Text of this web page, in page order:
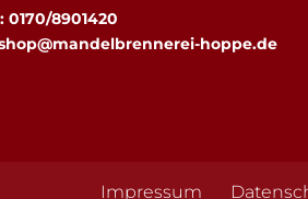
0170/8901420
hoppe.de
Impressum